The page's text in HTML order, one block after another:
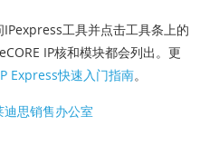
工具并点击工具条上的
IP核和模块都会列出。更
Express快速入门指南。
迪思销售办公室